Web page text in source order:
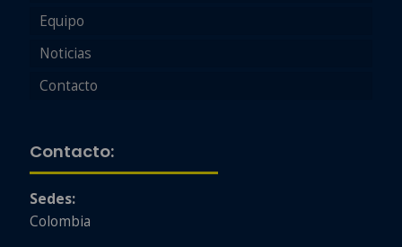
Equipo
Noticias
Contacto
Contacto:
Sedes:
Colombia